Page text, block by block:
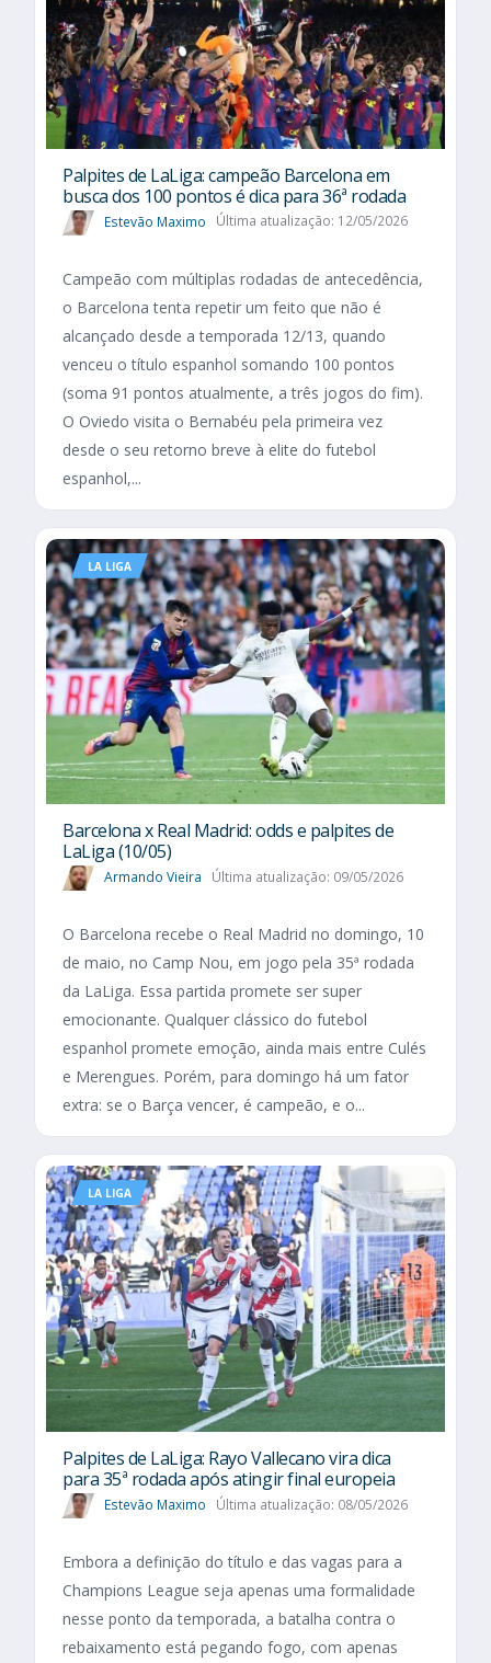
Palpites de LaLiga: campeão Barcelona em
busca dos 100 pontos é dica para 36ª rodada
Estevão Maximo Última atualização: 12/05/2026
Campeão com múltiplas rodadas de antecedência,
o Barcelona tenta repetir um feito que não é
alcançado desde a temporada 12/13, quando
venceu o título espanhol somando 100 pontos
(soma 91 pontos atualmente, a três jogos do fim).
O Oviedo visita o Bernabéu pela primeira vez
desde o seu retorno breve à elite do futebol
espanhol,...
LA LIGA
Barcelona x Real Madrid: odds e palpites de
LaLiga (10/05)
Armando Vieira Última atualização: 09/05/2026
O Barcelona recebe o Real Madrid no domingo, 10
de maio, no Camp Nou, em jogo pela 35ª rodada
da LaLiga. Essa partida promete ser super
emocionante. Qualquer clássico do futebol
espanhol promete emoção, ainda mais entre Culés
e Merengues. Porém, para domingo há um fator
extra: se o Barça vencer, é campeão, e o...
LA LIGA
Palpites de LaLiga: Rayo Vallecano vira dica
para 35ª rodada após atingir final europeia
Estevão Maximo Última atualização: 08/05/2026
Embora a definição do título e das vagas para a
Champions League seja apenas uma formalidade
nesse ponto da temporada, a batalha contra o
rebaixamento está pegando fogo, com apenas